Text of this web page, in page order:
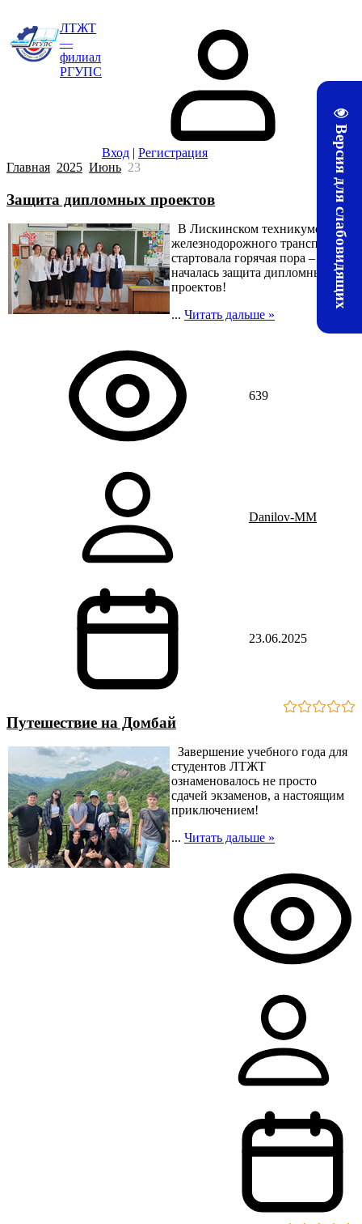
Версия для слабовидящих
ЛТЖТ
—
филиал
РГУПС
Вход | Регистрация
Главная 2025 Июнь 23
Защита дипломных проектов
В Лискинском техникуме
железнодорожного транспорта
стартовала горячая пора –
началась защита дипломных
проектов!
... Читать дальше »
639
Danilov-MM
23.06.2025
Путешествие на Домбай
Завершение учебного года для
студентов ЛТЖТ
ознаменовалось не просто
сдачей экзаменов, а настоящим
приключением!
... Читать дальше »